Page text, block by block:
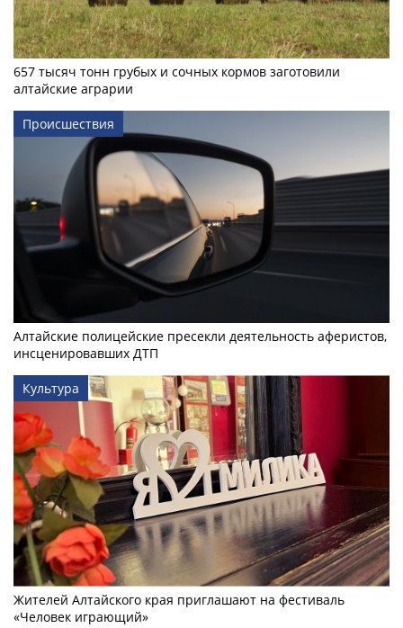
657 тысяч тонн грубых и сочных кормов заготовили
алтайские аграрии
Происшествия
Алтайские полицейские пресекли деятельность аферистов,
инсценировавших ДТП
Культура
Жителей Алтайского края приглашают на фестиваль
«Человек играющий»